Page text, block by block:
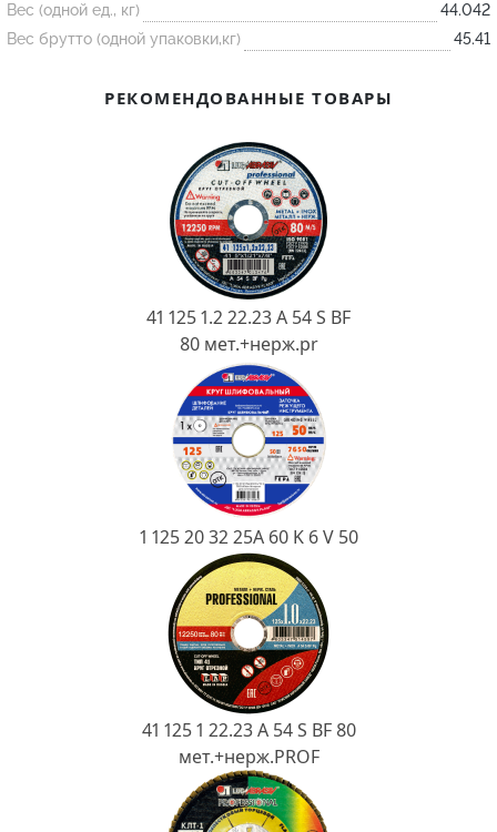
Контакт
Желоб
Вес (одной ед., кг)
44.042
Вес брутто (одной упаковки,кг)
45.41
РЕКОМЕНДОВАННЫЕ ТОВАРЫ
41 125 1.2 22.23 A 54 S BF
80 мет.+нерж.pr
1 125 20 32 25А 60 K 6 V 50
41 125 1 22.23 A 54 S BF 80
мет.+нерж.PROF